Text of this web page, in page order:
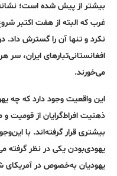
بیشتر از پیش شده است؛
غرب که البته از هفت اکتبر
نکرد و تنها آن را گسترش داد.
افغانستانی‌تبارهای ایران،
می‌خورند.
این واقعیت وجود دارد که چه
ذهنیت افراط‌گرایان از قومیت
بیشتری قرار گرفته‌اند. با
یهودی‌بودن یکی در نظر گرفته
یهودیان به‌خصوص در آمریکای